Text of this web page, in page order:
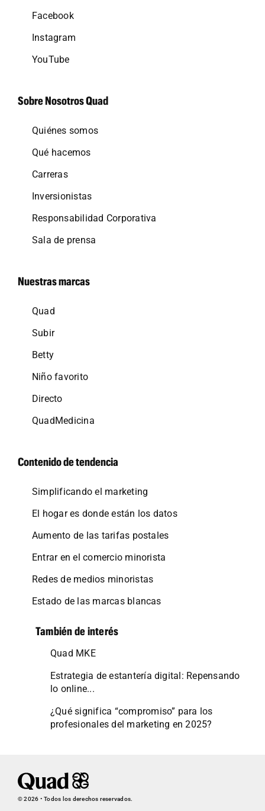
Facebook
Instagram
YouTube
Sobre Nosotros Quad
Quiénes somos
Qué hacemos
Carreras
Inversionistas
Responsabilidad Corporativa
Sala de prensa
Nuestras marcas
Quad
Subir
Betty
Niño favorito
Directo
QuadMedicina
Contenido de tendencia
Simplificando el marketing
El hogar es donde están los datos
Aumento de las tarifas postales
Entrar en el comercio minorista
Redes de medios minoristas
Estado de las marcas blancas
También de interés
Quad MKE
Estrategia de estantería digital: Repensando
lo online...
¿Qué significa “compromiso” para los
profesionales del marketing en 2025?
© 2026 • Todos los derechos reservados.